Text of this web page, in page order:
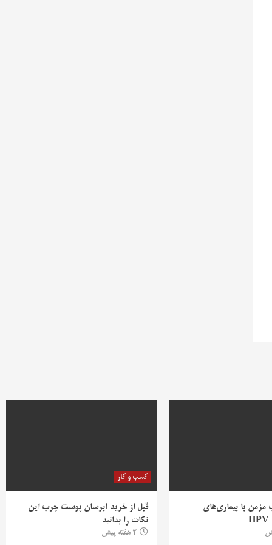
مزمن با بیماری‌های
کسب و کار
قبل از خرید آبرسان پوست چرب این
نکات را بدانید
2 هفته پیش